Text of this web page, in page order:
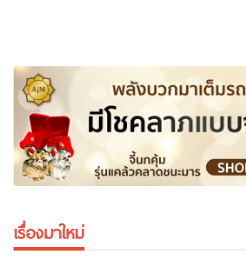
เรื่องมาใหม่